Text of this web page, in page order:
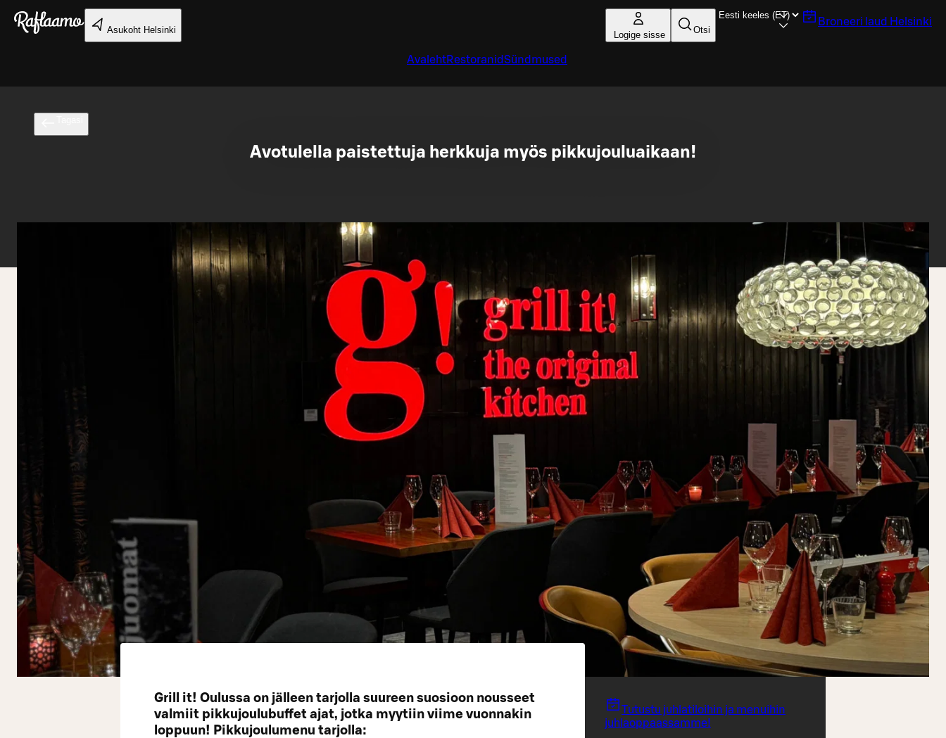
Liigu peamise sisu juurde
Asukoht Helsinki Logige sisse Otsi
Broneeri laud Helsinki
AvalehtRestoranidSündmused
Avotulella paistettuja herkkuja myös pikkujouluaikaan!
Grill it! Oulussa on jälleen tarjolla suureen suosioon nousseet
valmiit pikkujoulubuffet ajat, jotka myytiin viime vuonnakin
loppuun! Pikkujoulumenu tarjolla:
Tutustu juhlatiloihin ja menuihin
juhlaoppaassamme!